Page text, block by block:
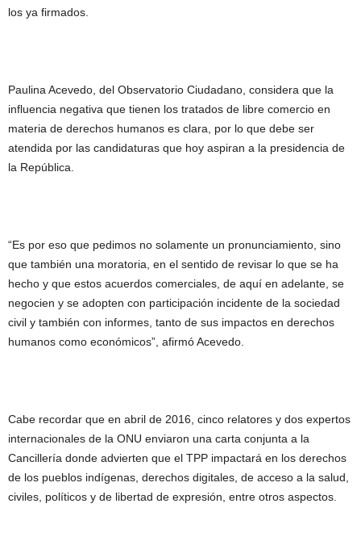
los ya firmados.
Paulina Acevedo, del Observatorio Ciudadano, considera que la
influencia negativa que tienen los tratados de libre comercio en
materia de derechos humanos es clara, por lo que debe ser
atendida por las candidaturas que hoy aspiran a la presidencia de
la República.
“Es por eso que pedimos no solamente un pronunciamiento, sino
que también una moratoria, en el sentido de revisar lo que se ha
hecho y que estos acuerdos comerciales, de aquí en adelante, se
negocien y se adopten con participación incidente de la sociedad
civil y también con informes, tanto de sus impactos en derechos
humanos como económicos”, afirmó Acevedo.
Cabe recordar que en abril de 2016, cinco relatores y dos expertos
internacionales de la ONU enviaron una carta conjunta a la
Cancillería donde advierten que el TPP impactará en los derechos
de los pueblos indígenas, derechos digitales, de acceso a la salud,
civiles, políticos y de libertad de expresión, entre otros aspectos.